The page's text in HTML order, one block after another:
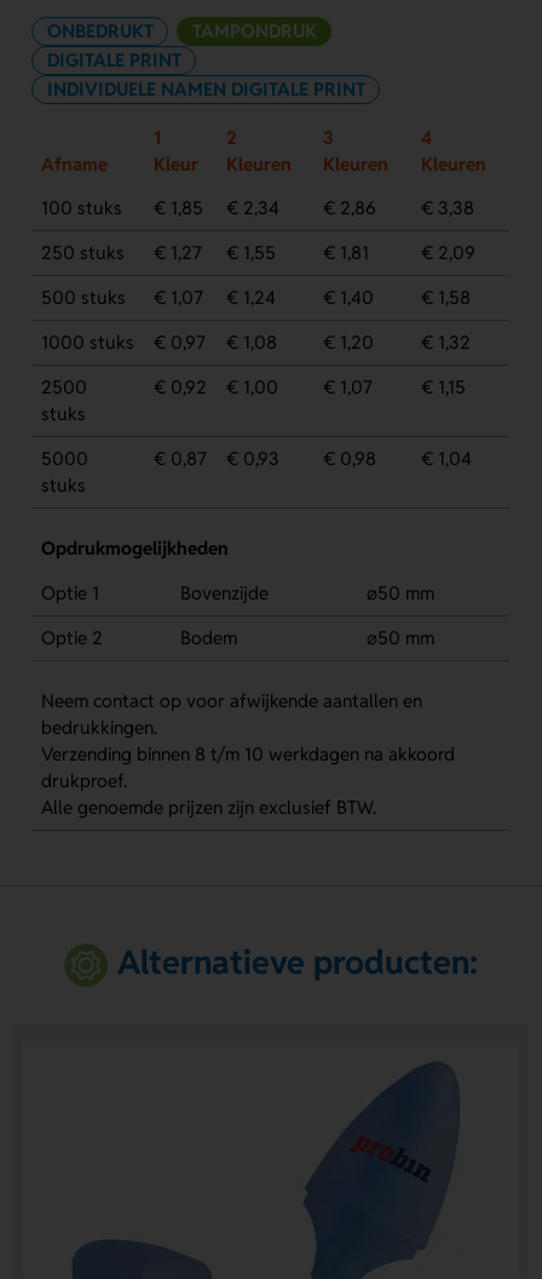
ONBEDRUKT
TAMPONDRUK
DIGITALE PRINT
INDIVIDUELE NAMEN DIGITALE PRINT
Afname
1
Kleur
2
Kleuren
3
Kleuren
4
Kleuren
100 stuks
€ 1,85 € 2,34 € 2,86
€ 3,38
250 stuks
€ 1,27 € 1,55 € 1,81
€ 2,09
500 stuks
€ 1,07 € 1,24 € 1,40
€ 1,58
1000 stuks
€ 0,97 € 1,08 € 1,20
€ 1,32
2500
stuks
€ 0,92 € 1,00 € 1,07 € 1,15
5000
stuks
€ 0,87 € 0,93 € 0,98 € 1,04
Opdrukmogelijkheden
Optie 1
Bovenzijde
⌀50 mm
Optie 2
Bodem ⌀50 mm
Neem contact op voor afwijkende aantallen en
bedrukkingen.
Verzending binnen 8 t/m 10 werkdagen na akkoord
drukproef.
Alle genoemde prijzen zijn exclusief BTW.
Alternatieve producten: